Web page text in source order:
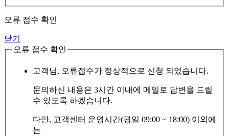
오류 접수 확인
닫기
오류 접수 확인
고객님, 오류접수가 정상적으로 신청 되었습니다.
문의하신 내용은 3시간 이내에 메일로 답변을 드릴
수 있도록 하겠습니다.
다만, 고객센터 운영시간(평일 09:00 ~ 18:00) 이외에
는